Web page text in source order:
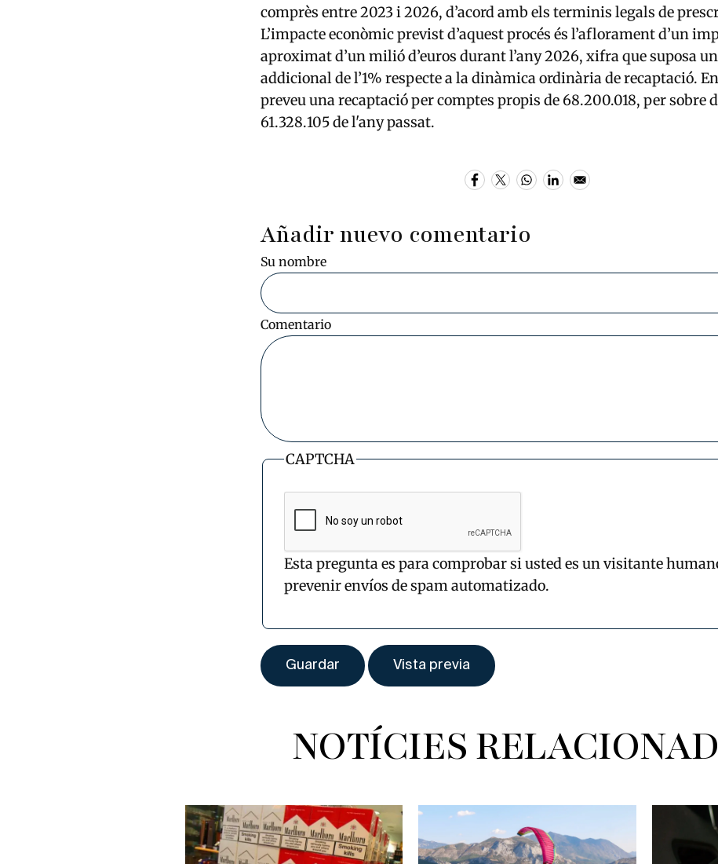
comprès entre 2023 i 2026, d’acord amb els terminis legals de
L’impacte econòmic previst d’aquest procés és l’aflorament d’un
aproximat d’un milió d’euros durant l’any 2026, xifra que suposa
addicional de l’1% respecte a la dinàmica ordinària de recaptació.
preveu una recaptació per comptes propis de 68.200.018, per sobre
61.328.105 de l'any passat.
Añadir nuevo comentario
Su nombre
Comentario
CAPTCHA
Esta pregunta es para comprobar si usted es un visitante
prevenir envíos de spam automatizado.
NOTÍCIES